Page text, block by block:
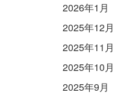
2026年1月
2025年12月
2025年11月
2025年10月
2025年9月